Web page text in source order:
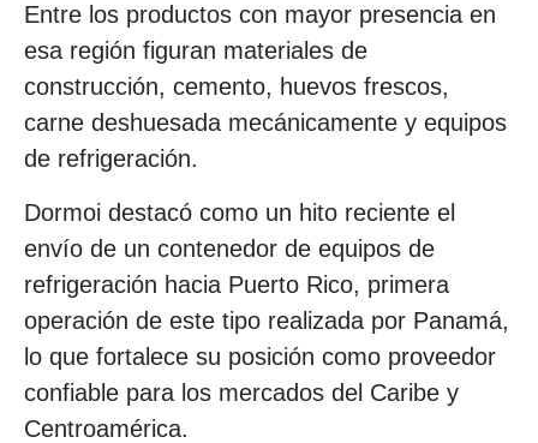
Entre los productos con mayor presencia en
esa región figuran materiales de
construcción, cemento, huevos frescos,
carne deshuesada mecánicamente y equipos
de refrigeración.
Dormoi destacó como un hito reciente el
envío de un contenedor de equipos de
refrigeración hacia Puerto Rico, primera
operación de este tipo realizada por Panamá,
lo que fortalece su posición como proveedor
confiable para los mercados del Caribe y
Centroamérica.